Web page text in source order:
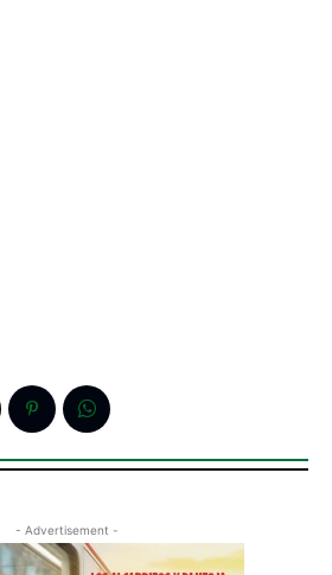
- Advertisement -